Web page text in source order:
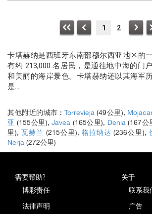
1 2
卡塔赫纳是西班牙东南部穆尔西亚地区的
有约 213,000 名居民，是通往地中海的门
和美丽的海岸景色。卡塔赫纳还以其海军
是...
其他附近的城市 : Torrevieja(49公里),
亚 (155公里), Javea (165公里), Denia(167公
里), 瓦赫兰 (215公里), 格拉纳达 (236公里),
Nerja (272公里)
需要帮助?
博彩责任
法律声明
关于
联系我
广告